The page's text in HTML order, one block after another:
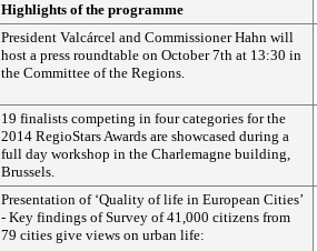
Highlights of the programme
President Valcárcel and Commissioner Hahn will
host a press roundtable on October 7th at 13:30 in
the Committee of the Regions.
19 finalists competing in four categories for the
2014 RegioStars Awards are showcased during a
full day workshop in the Charlemagne building,
Brussels.
Presentation of ‘Quality of life in European Cities’
- Key findings of Survey of 41,000 citizens from
79 cities give views on urban life: